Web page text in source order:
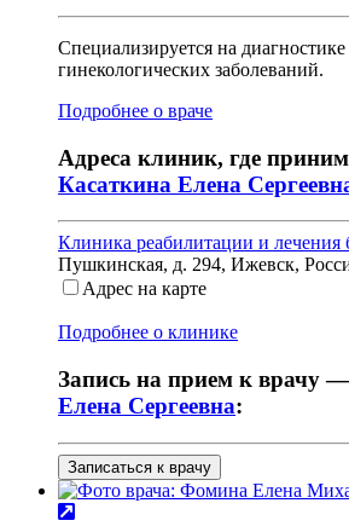
Специализируется на
гинекологических заболеваний.
Подробнее о враче
Адреса клиник, где
Касаткина Елена
Клиника реабилитации и
Пушкинская, д. 294, Ижевск,
Адрес на карте
Подробнее о клинике
Запись на прием к врачу —
Елена Сергеевна:
Записаться к врачу